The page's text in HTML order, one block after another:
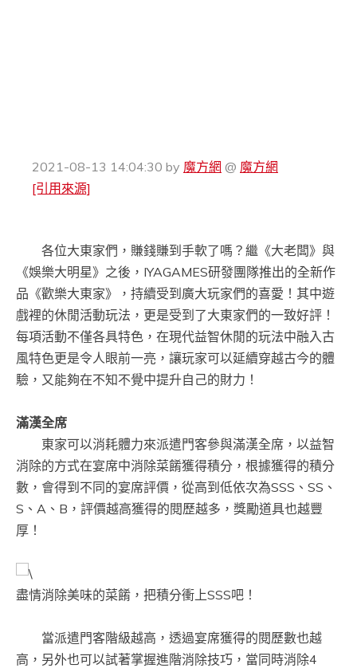
2021-08-13 14:04:30 by 魔方網 @ 魔方網
[引用來源]
各位大東家們，賺錢賺到手軟了嗎？繼《大老闆》與
《娛樂大明星》之後，IYAGAMES研發團隊推出的全新作
品《歡樂大東家》，持續受到廣大玩家們的喜愛！其中遊
戲裡的休閒活動玩法，更是受到了大東家們的一致好評！
每項活動不僅各具特色，在現代益智休閒的玩法中融入古
風特色更是令人眼前一亮，讓玩家可以延續穿越古今的體
驗，又能夠在不知不覺中提升自己的財力！
滿漢全席
東家可以消耗體力來派遣門客參與滿漢全席，以益智
消除的方式在宴席中消除菜餚獲得積分，根據獲得的積分
數，會得到不同的宴席評價，從高到低依次為SSS、SS、
S、A、B，評價越高獲得的閱歷越多，獎勵道具也越豐
厚！
盡情消除美味的菜餚，把積分衝上SSS吧！
當派遣門客階級越高，透過宴席獲得的閱歷數也越
高，另外也可以試著掌握進階消除技巧，當同時消除4